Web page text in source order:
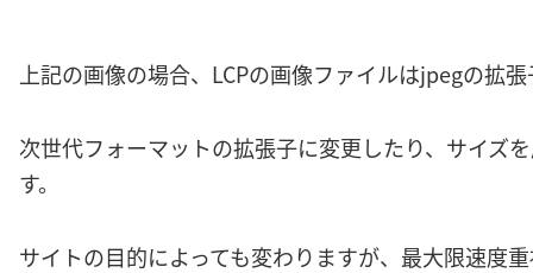
上記の画像の場合、LCPの画像ファイルはjpegの拡
次世代フォーマットの拡張子に変更したり、サイズ
す。
サイトの目的によっても変わりますが、最大限速度